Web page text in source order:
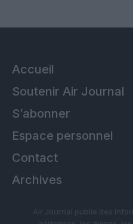
Accueil
Soutenir Air Journal
S’abonner
Espace personnel
Contact
Archives